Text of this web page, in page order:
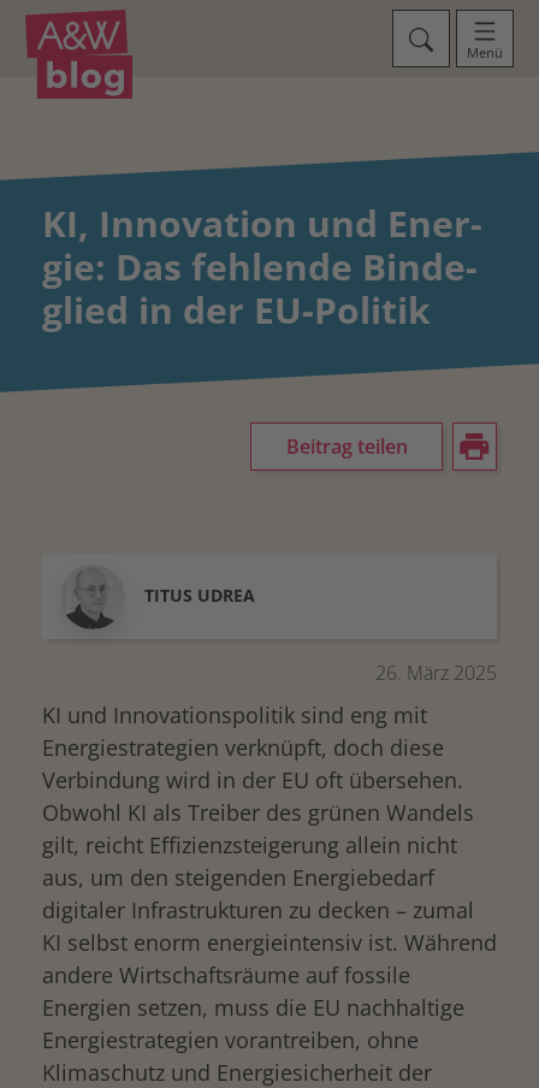
Menü
KI, Innovation und Ener­
gie: Das fehlende Binde­
glied in der EU-Politik
Beitrag teilen
TITUS UDREA
26. März 2025
KI und Innovationspolitik sind eng mit
Energiestrategien verknüpft, doch diese
Verbindung wird in der EU oft übersehen.
Obwohl KI als Treiber des grünen Wandels
gilt, reicht Effizienzsteigerung allein nicht
aus, um den steigenden Energiebedarf
digitaler Infrastrukturen zu decken – zumal
KI selbst enorm energieintensiv ist. Während
andere Wirtschaftsräume auf fossile
Energien setzen, muss die EU nachhaltige
Energiestrategien vorantreiben, ohne
Klimaschutz und Energiesicherheit der